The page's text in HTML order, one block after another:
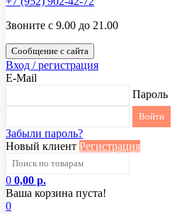
Звоните с 9.00 до 21.00
Сообщение с сайта
Вход / регистрация
E-Mail
Пароль
Забыли пароль?
Новый клиент Регистрация
0 0,00 р.
Ваша корзина пуста!
0